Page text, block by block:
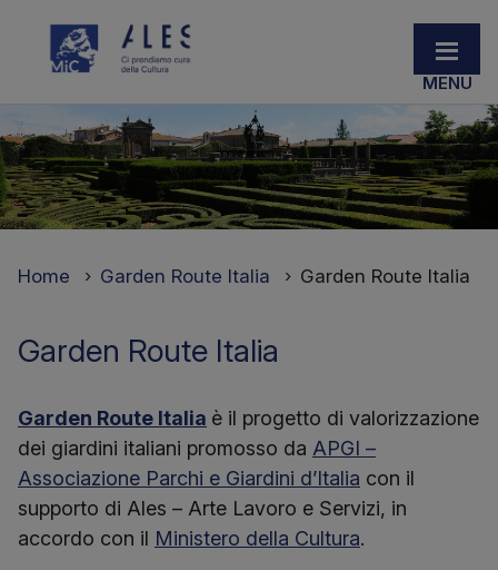
Home Garden Route Italia Garden Route Italia
Garden Route Italia
Garden Route Italia è il progetto di valorizzazione
dei giardini italiani promosso da APGI –
Associazione Parchi e Giardini d’Italia con il
supporto di Ales – Arte Lavoro e Servizi, in
accordo con il Ministero della Cultura.